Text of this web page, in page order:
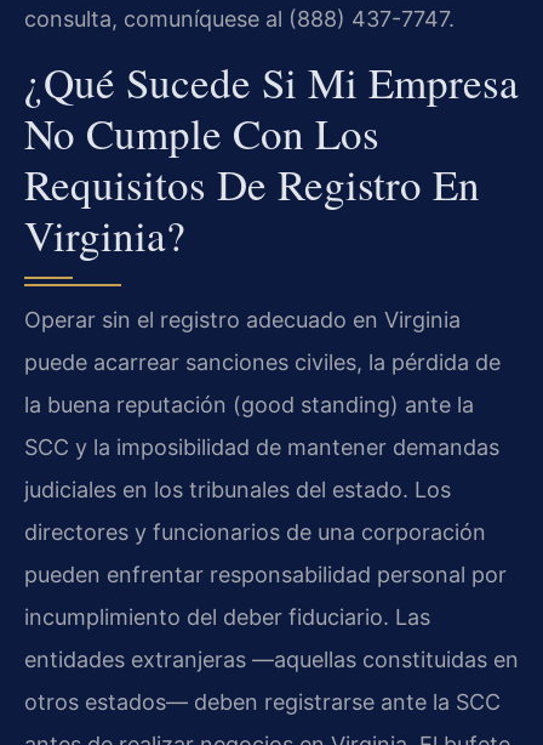
consulta, comuníquese al (888) 437-7747.
¿Qué Sucede Si Mi Empresa
No Cumple Con Los
Requisitos De Registro En
Virginia?
Operar sin el registro adecuado en Virginia
puede acarrear sanciones civiles, la pérdida de
la buena reputación (good standing) ante la
SCC y la imposibilidad de mantener demandas
judiciales en los tribunales del estado. Los
directores y funcionarios de una corporación
pueden enfrentar responsabilidad personal por
incumplimiento del deber fiduciario. Las
entidades extranjeras —aquellas constituidas en
otros estados— deben registrarse ante la SCC